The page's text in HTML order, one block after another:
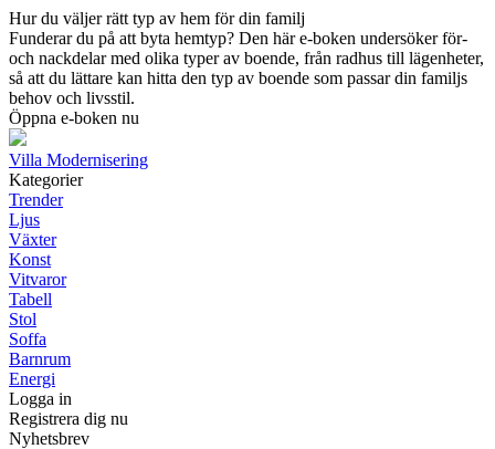
Hur du väljer rätt typ av hem för din familj
Funderar du på att byta hemtyp? Den här e-boken undersöker för-
och nackdelar med olika typer av boende, från radhus till lägenheter,
så att du lättare kan hitta den typ av boende som passar din familjs
behov och livsstil.
Öppna e-boken nu
Villa Modernisering
Kategorier
Trender
Ljus
Växter
Konst
Vitvaror
Tabell
Stol
Soffa
Barnrum
Energi
Logga in
Registrera dig nu
Nyhetsbrev